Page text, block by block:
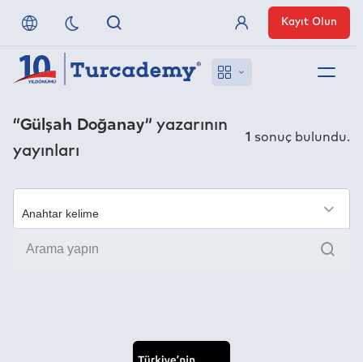
Referanslarımız
Uzaktan Erişim
Nasıl Erişirim
Üye Girişi
Kayıt Olun
“Gülşah Doğanay” yazarının
yayınları
1 sonuç bulundu.
Ara